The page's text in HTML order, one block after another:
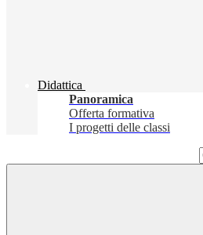
Didattica
Panoramica
Offerta formativa
I progetti delle classi